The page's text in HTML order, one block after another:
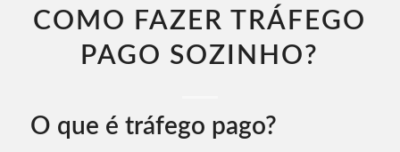
COMO FAZER TRÁFEGO
PAGO SOZINHO​?
O que é tráfego pago?